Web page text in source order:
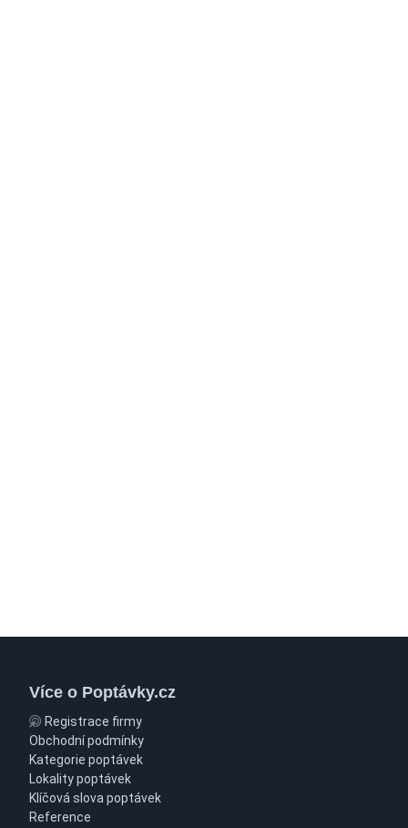
Více o Poptávky.cz
Registrace firmy
Obchodní podmínky
Kategorie poptávek
Lokality poptávek
Klíčová slova poptávek
Reference